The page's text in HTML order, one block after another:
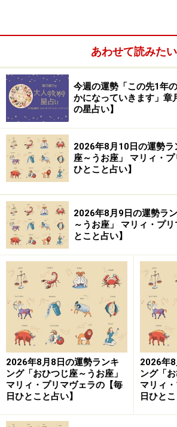
11位：いて座／射手座（11
日生まれ）
「いて座」の今日の運勢
親友との対人運は吉。一緒に行動す
はず。
＞【今週の運勢】を見る
10位：ふたご座／双子座（
日生まれ）
「ふたご座」の今日の運勢
年長者とうまくいかない暗示が……
て。
あわせて読みたい
今週の運勢「この先1年
かになっていきます」章
の星占い】
2026年8月10日の運勢ラ
座～うお座」 マリィ・
ひとこと占い】
2026年8月9日の運勢ラ
～うお座」 マリィ・プ
とこと占い】
2026年8月8日の運勢ランキ
ング「おひつじ座～うお座」
マリィ・プリマヴェラの【毎
日ひとこと占い】
2026年
ング「
マリィ
日ひとこ